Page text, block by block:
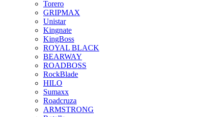
Torero
GRIPMAX
Unistar
Kingnate
KingBoss
ROYAL BLACK
BEARWAY
ROADBOSS
RockBlade
HILO
Sumaxx
Roadcruza
ARMSTRONG